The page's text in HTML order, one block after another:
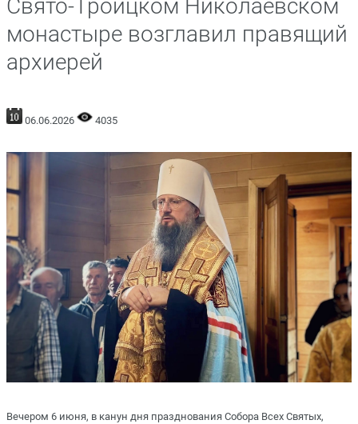
Свято-Троицком Николаевском
монастыре возглавил правящий
архиерей
06.06.2026 4035
Вечером 6 июня, в канун дня празднования Собора Всех Святых,